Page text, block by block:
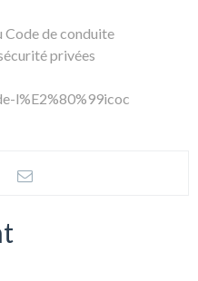
Code de conduite
privées
l%E2%80%99icoc